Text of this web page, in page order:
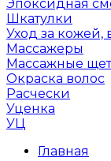
Эпоксидная
Шкатулки
Уход за кожей,
Массажеры
Массажные
Окраска волос
Расчески
Уценка
УЦ
Главная